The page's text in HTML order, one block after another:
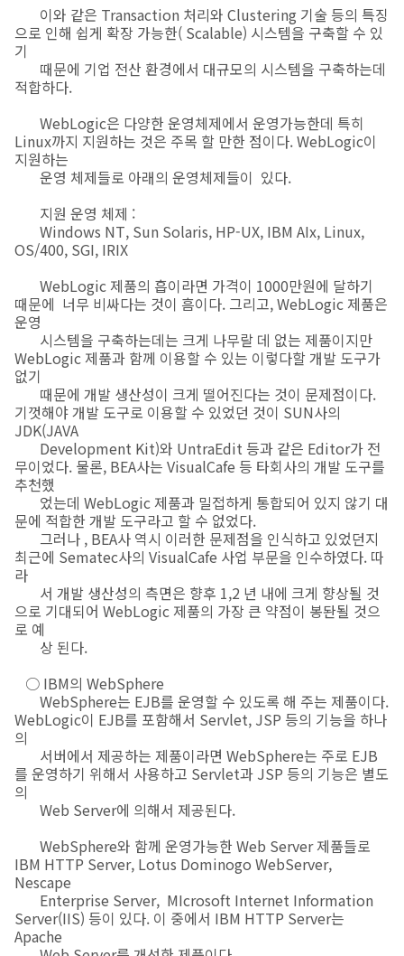
이와 같은 Transaction 처리와 Clustering 기술 등의 특징
으로 인해 쉽게 확장 가능한( Scalable) 시스템을 구축할 수 있
기
때문에 기업 전산 환경에서 대규모의 시스템을 구축하는데
적합하다.
WebLogic은 다양한 운영체제에서 운영가능한데 특히
Linux까지 지원하는 것은 주목 할 만한 점이다. WebLogic이
지원하는
운영 체제들로 아래의 운영체제들이 있다.
지원 운영 체제 :
Windows NT, Sun Solaris, HP-UX, IBM AIx, Linux,
OS/400, SGI, IRIX
WebLogic 제품의 흡이라면 가격이 1000만원에 달하기
때문에 너무 비싸다는 것이 흠이다. 그리고, WebLogic 제품은
운영
시스템을 구축하는데는 크게 나무랄 데 없는 제품이지만
WebLogic 제품과 함께 이용할 수 있는 이렇다할 개발 도구가
없기
때문에 개발 생산성이 크게 떨어진다는 것이 문제점이다.
기껏해야 개발 도구로 이용할 수 있었던 것이 SUN사의
JDK(JAVA
Development Kit)와 UntraEdit 등과 같은 Editor가 전
무이었다. 물론, BEA사는 VisualCafe 등 타회사의 개발 도구를
추천했
었는데 WebLogic 제품과 밀접하게 통합되어 있지 않기 대
문에 적합한 개발 도구라고 할 수 없었다.
그러나 , BEA사 역시 이러한 문제점을 인식하고 있었던지
최근에 Sematec사의 VisualCafe 사업 부문을 인수하였다. 따
라
서 개발 생산성의 측면은 향후 1,2 년 내에 크게 향상될 것
으로 기대되어 WebLogic 제품의 가장 큰 약점이 봉돤될 것으
로 예
상 된다.
○ IBM의 WebSphere
WebSphere는 EJB를 운영할 수 있도록 해 주는 제품이다.
WebLogic이 EJB를 포함해서 Servlet, JSP 등의 기능을 하나
의
서버에서 제공하는 제품이라면 WebSphere는 주로 EJB
를 운영하기 위해서 사용하고 Servlet과 JSP 등의 기능은 별도
의
Web Server에 의해서 제공된다.
WebSphere와 함께 운영가능한 Web Server 제품들로
IBM HTTP Server, Lotus Dominogo WebServer,
Nescape
Enterprise Server, MIcrosoft Internet Information
Server(IIS) 등이 있다. 이 중에서 IBM HTTP Server는
Apache